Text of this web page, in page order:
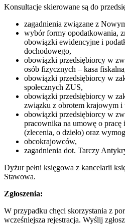
Konsultacje skierowane są do
zagadnienia związane z
wybór formy opodatkowania,
obowiązki ewidencyjne i
dochodowego,
obowiązki przedsiębiorcy w
osób fizycznych – kasa
obowiązki przedsiębiorcy w
społecznych ZUS,
obowiązki przedsiębiorcy w
związku z obrotem krajowym
obowiązki przedsiębiorcy w
pracownika na umowę o
(zlecenia, o dzieło) oraz
obcokrajowców,
zagadnienia dot. Tarczy
Dyżur pełni księgowa z kancelarii
Stawowa.
Zgłoszenia:
W przypadku chęci skorzystania z
wcześniejsza rejestracja. Wyślij